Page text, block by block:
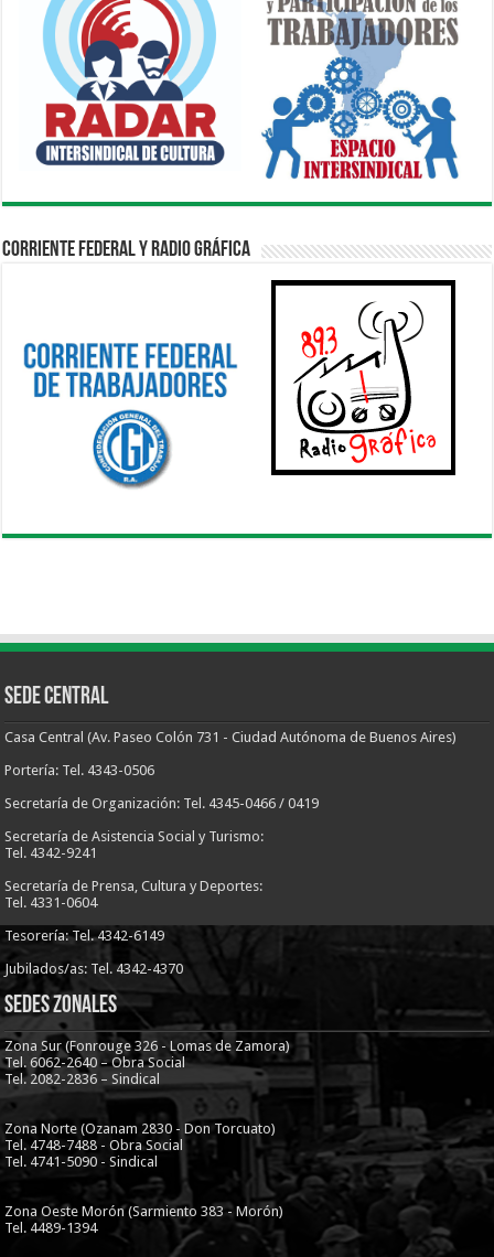
Corriente Federal y Radio Gráfica
Sede Central
Casa Central (Av. Paseo Colón 731 - Ciudad Autónoma de Buenos Aires)
Portería: Tel. 4343-0506
Secretaría de Organización: Tel. 4345-0466 / 0419
Secretaría de Asistencia Social y Turismo:
Tel. 4342-9241
Secretaría de Prensa, Cultura y Deportes:
Tel. 4331-0604
Tesorería: Tel. 4342-6149
Jubilados/as: Tel. 4342-4370
Sedes Zonales
Zona Sur (Fonrouge 326 - Lomas de Zamora)
Tel. 6062-2640 – Obra Social
Tel. 2082-2836 – Sindical
Zona Norte (Ozanam 2830 - Don Torcuato)
Tel. 4748-7488 - Obra Social
Tel. 4741-5090 - Sindical
Zona Oeste Morón (Sarmiento 383 - Morón)
Tel. 4489-1394